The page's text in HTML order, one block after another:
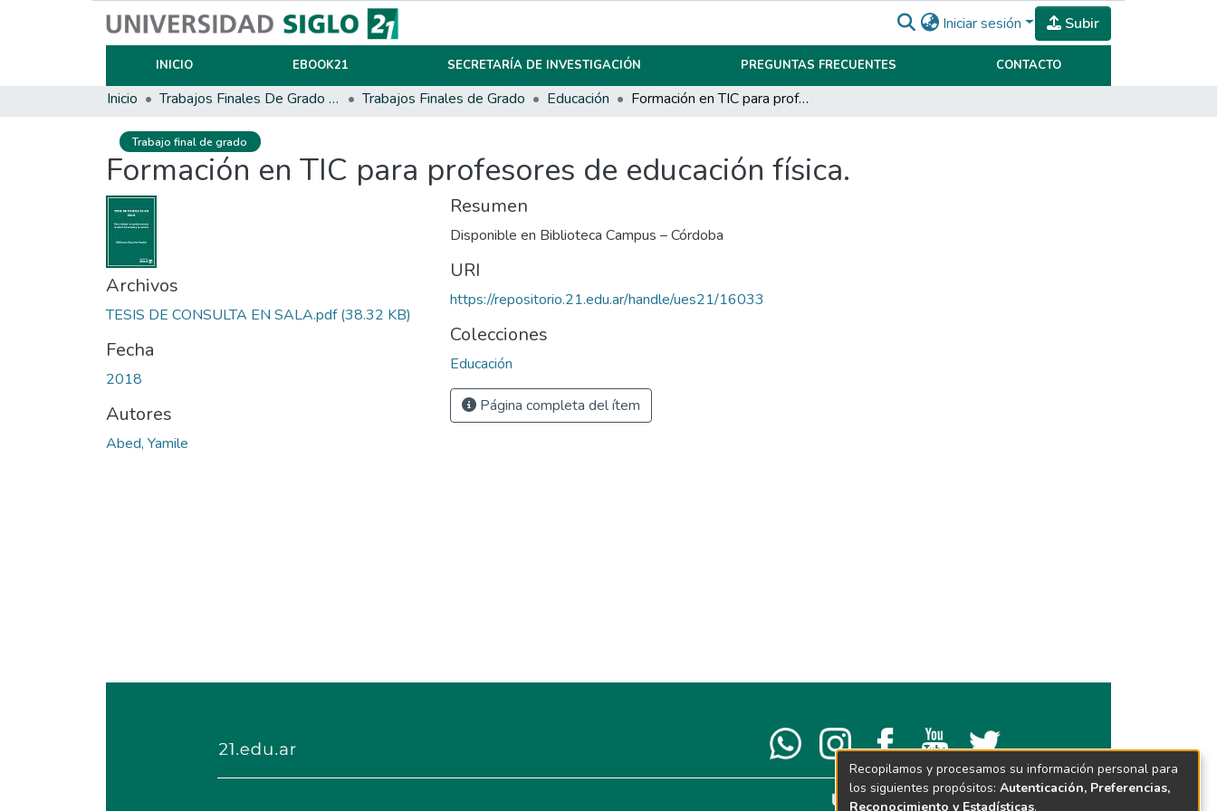
Iniciar sesión Subir
INICIO EBOOK21 SECRETARÍA DE INVESTIGACIÓN PREGUNTAS FRECUENTES CONTACTO
Inicio Trabajos Finales De Grado Y Posgrado Trabajos Finales de Grado Educación Formación en TIC para profesores de educación física.
Trabajo final de grado
Formación en TIC para profesores de educación física.
Archivos
TESIS DE CONSULTA EN SALA.pdf(38.32 KB)
Fecha
2018
Autores
Abed, Yamile
Resumen
Disponible en Biblioteca Campus – Córdoba
URI
https://repositorio.21.edu.ar/handle/ues21/16033
Colecciones
Educación
Página completa del ítem
Recopilamos y procesamos su información personal para
los siguientes propósitos: Autenticación, Preferencias,
Reconocimiento y Estadísticas.